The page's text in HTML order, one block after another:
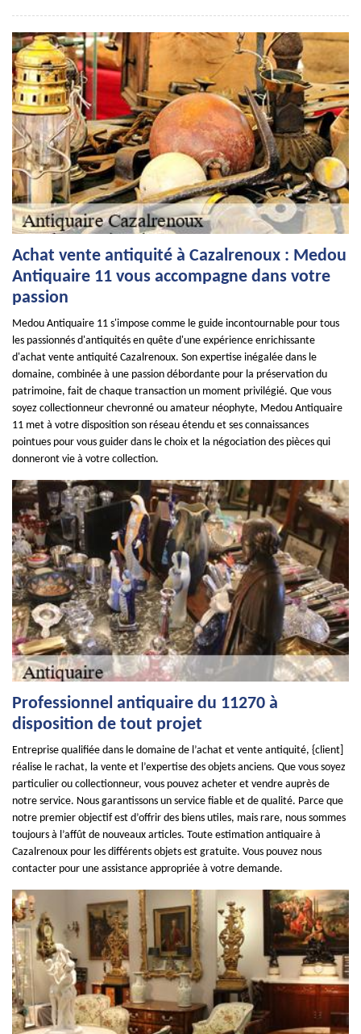
Achat vente antiquité à Cazalrenoux : Medou
Antiquaire 11 vous accompagne dans votre
passion
Medou Antiquaire 11 s'impose comme le guide incontournable pour tous
les passionnés d'antiquités en quête d'une expérience enrichissante
d'achat vente antiquité Cazalrenoux. Son expertise inégalée dans le
domaine, combinée à une passion débordante pour la préservation du
patrimoine, fait de chaque transaction un moment privilégié. Que vous
soyez collectionneur chevronné ou amateur néophyte, Medou Antiquaire
11 met à votre disposition son réseau étendu et ses connaissances
pointues pour vous guider dans le choix et la négociation des pièces qui
donneront vie à votre collection.
Professionnel antiquaire du 11270 à
disposition de tout projet
Entreprise qualifiée dans le domaine de l’achat et vente antiquité, {client]
réalise le rachat, la vente et l’expertise des objets anciens. Que vous soyez
particulier ou collectionneur, vous pouvez acheter et vendre auprès de
notre service. Nous garantissons un service fiable et de qualité. Parce que
notre premier objectif est d’offrir des biens utiles, mais rare, nous sommes
toujours à l’affût de nouveaux articles. Toute estimation antiquaire à
Cazalrenoux pour les différents objets est gratuite. Vous pouvez nous
contacter pour une assistance appropriée à votre demande.